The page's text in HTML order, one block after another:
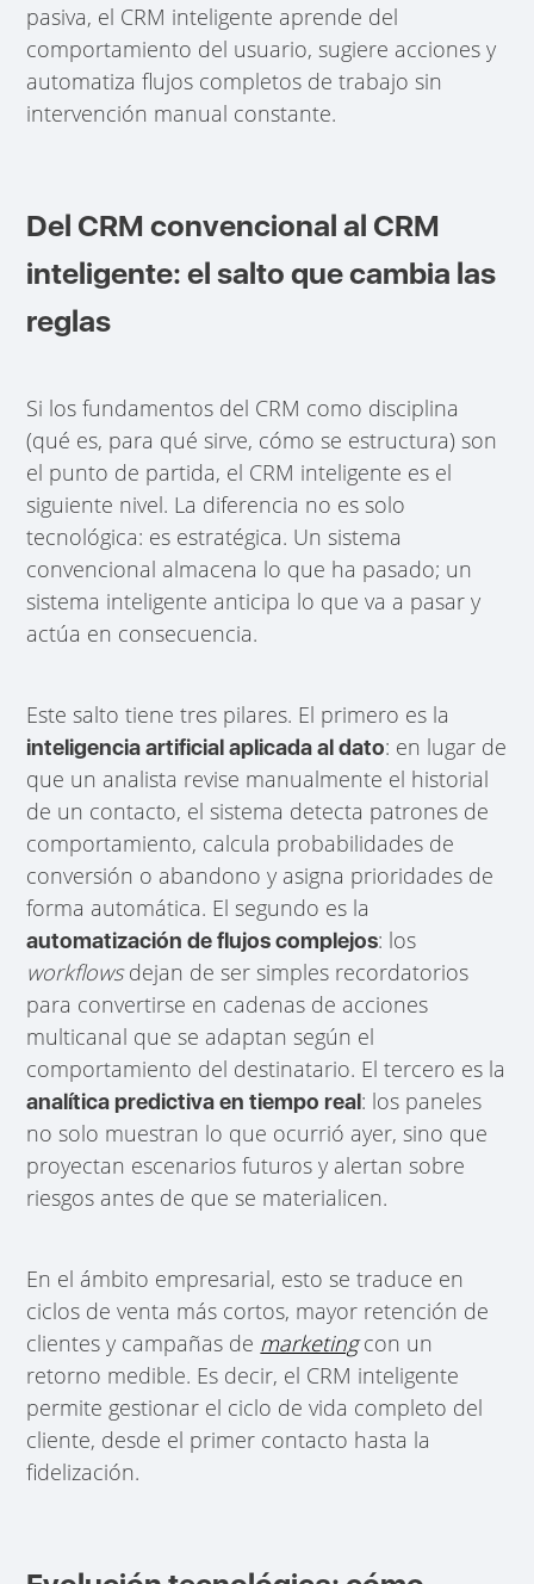
pasiva, el CRM inteligente aprende del
comportamiento del usuario, sugiere acciones y
automatiza flujos completos de trabajo sin
intervención manual constante.
Del CRM convencional al CRM
inteligente: el salto que cambia las
reglas
Si los fundamentos del CRM como disciplina
(qué es, para qué sirve, cómo se estructura) son
el punto de partida, el CRM inteligente es el
siguiente nivel. La diferencia no es solo
tecnológica: es estratégica. Un sistema
convencional almacena lo que ha pasado; un
sistema inteligente anticipa lo que va a pasar y
actúa en consecuencia.
Este salto tiene tres pilares. El primero es la
inteligencia artificial aplicada al dato: en lugar de
que un analista revise manualmente el historial
de un contacto, el sistema detecta patrones de
comportamiento, calcula probabilidades de
conversión o abandono y asigna prioridades de
forma automática. El segundo es la
automatización de flujos complejos: los
workflowsdejan de ser simples recordatorios
para convertirse en cadenas de acciones
multicanal que se adaptan según el
comportamiento del destinatario. El tercero es la
analítica predictiva en tiempo real: los paneles
no solo muestran lo que ocurrió ayer, sino que
proyectan escenarios futuros y alertan sobre
riesgos antes de que se materialicen.
En el ámbito empresarial, esto se traduce en
ciclos de venta más cortos, mayor retención de
clientes y campañas de marketingcon un
retorno medible. Es decir, el CRM inteligente
permite gestionar el ciclo de vida completo del
cliente, desde el primer contacto hasta la
fidelización.